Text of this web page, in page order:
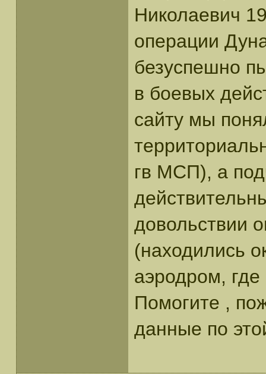
Николаевич
операции
безуспешно
в боевых
сайту мы
гв МСП), а
довольствии
(находились
аэродром,
Помогите ,
данные по